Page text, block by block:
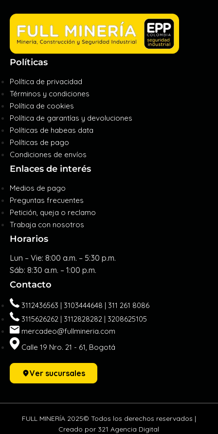
Políticas
Política de privacidad
Términos y condiciones
Política de cookies
Política de garantías y devoluciones
Políticas de habeas data
Políticas de pago
Condiciones de envíos
Enlaces de interés
Medios de pago
Preguntas frecuentes
Petición, queja o reclamo
Trabaja con nosotros
Horarios
Lun – Vie: 8:00 a.m. – 5:30 p.m.
Sáb: 8:30 a.m. – 1:00 p.m.
Contacto
3112436563 | 3103444648 | 311 261 8086
3115626262 | 3112828282 | 3208625105
mercadeo@fullmineria.com
Calle 19 Nro. 21 - 61, Bogotá
Ver sucursales
FULL MINERÍA 2025© Todos los derechos reservados |
Creado por 321 Agencia Digital